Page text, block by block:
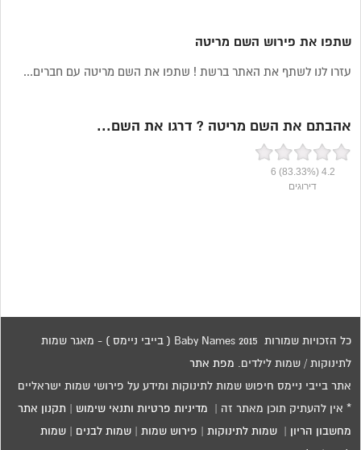
שתפו את פירוש השם מריטה
עזרו לנו לשתף את האתר ברשת ! שתפו את השם מריטה עם חברים...
אהבתם את השם מריטה ? דרגו את השם...
4.2
(83.33%)
6
דירוגים
כל הזכויות שמורות 2015 Baby Names ( בייבי ניימס ) - מאגר שמות
לתינוקות / שמות לילדים. מפת אתר
אתר בייבי ניימס חיפוש שמות לתינוקות ומידע על פירושי שמות ישראליים
* אין להעתיק תוכן מאתר זה | מדיניות פרטיות ותנאי שימוש תקנון אתר
מחשבון הריון |שמות לתינוקות פירוש שמות |שמות לבנים |שמות